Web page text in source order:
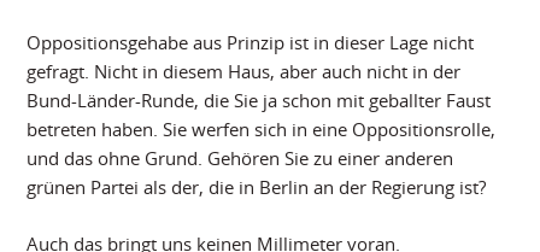
Oppositionsgehabe aus Prinzip ist in dieser Lage nicht
gefragt. Nicht in diesem Haus, aber auch nicht in der
Bund-Länder-Runde, die Sie ja schon mit geballter Faust
betreten haben. Sie werfen sich in eine Oppositionsrolle,
und das ohne Grund. Gehören Sie zu einer anderen
grünen Partei als der, die in Berlin an der Regierung ist?
Auch das bringt uns keinen Millimeter voran.